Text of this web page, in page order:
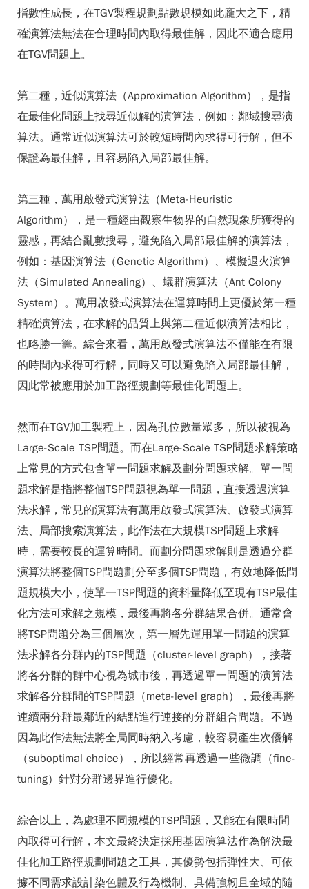
指數性成長，在TGV製程規劃點數規模如此龐大之下，精
確演算法無法在合理時間內取得最佳解，因此不適合應用
在TGV問題上。
第二種，近似演算法（Approximation Algorithm），是指
在最佳化問題上找尋近似解的演算法，例如：鄰域搜尋演
算法。通常近似演算法可於較短時間內求得可行解，但不
保證為最佳解，且容易陷入局部最佳解。
第三種，萬用啟發式演算法（Meta-Heuristic
Algorithm），是一種經由觀察生物界的自然現象所獲得的
靈感，再結合亂數搜尋，避免陷入局部最佳解的演算法，
例如：基因演算法（Genetic Algorithm）、模擬退火演算
法（Simulated Annealing）、蟻群演算法（Ant Colony
System）。萬用啟發式演算法在運算時間上更優於第一種
精確演算法，在求解的品質上與第二種近似演算法相比，
也略勝一籌。綜合來看，萬用啟發式演算法不僅能在有限
的時間內求得可行解，同時又可以避免陷入局部最佳解，
因此常被應用於加工路徑規劃等最佳化問題上。
然而在TGV加工製程上，因為孔位數量眾多，所以被視為
Large-Scale TSP問題。而在Large-Scale TSP問題求解策略
上常見的方式包含單一問題求解及劃分問題求解。單一問
題求解是指將整個TSP問題視為單一問題，直接透過演算
法求解，常見的演算法有萬用啟發式演算法、啟發式演算
法、局部搜索演算法，此作法在大規模TSP問題上求解
時，需要較長的運算時間。而劃分問題求解則是透過分群
演算法將整個TSP問題劃分至多個TSP問題，有效地降低問
題規模大小，使單一TSP問題的資料量降低至現有TSP最佳
化方法可求解之規模，最後再將各分群結果合併。通常會
將TSP問題分為三個層次，第一層先運用單一問題的演算
法求解各分群內的TSP問題（cluster-level graph），接著
將各分群的群中心視為城市後，再透過單一問題的演算法
求解各分群間的TSP問題（meta-level graph），最後再將
連續兩分群最鄰近的結點進行連接的分群組合問題。不過
因為此作法無法將全局同時納入考慮，較容易產生次優解
（suboptimal choice），所以經常再透過一些微調（fine-
tuning）針對分群邊界進行優化。
綜合以上，為處理不同規模的TSP問題，又能在有限時間
內取得可行解，本文最終決定採用基因演算法作為解決最
佳化加工路徑規劃問題之工具，其優勢包括彈性大、可依
據不同需求設計染色體及行為機制、具備強韌且全域的隨